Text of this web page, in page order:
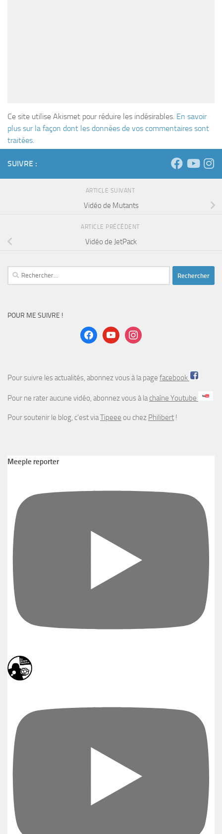
Ce site utilise Akismet pour réduire les indésirables. En savoir
plus sur la façon dont les données de vos commentaires sont
traitées.
SUIVRE :
ARTICLE SUIVANT
Vidéo de Mutants
ARTICLE PRÉCÉDENT
Vidéo de JetPack
Rechercher :
POUR ME SUIVRE !
facebookyoutubeinstagram
Pour suivre les actualités, abonnez vous à la page facebook
Pour ne rater aucune vidéo, abonnez vous à lachaîne Youtube
Pour soutenir le blog, c’est viaTipeee ou chez Philibert !
Meeple reporter